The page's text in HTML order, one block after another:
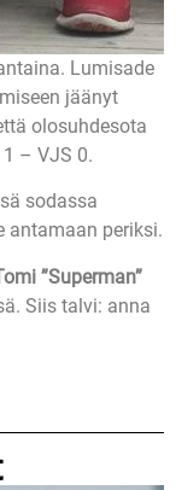
Lumisade
jäänyt
olosuhdesota
– VJS 0.
sodassa
antamaan periksi.
”Superman”
Siis talvi: anna